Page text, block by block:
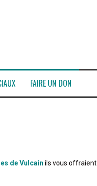
FAIRE UN DON
de Vulcain ils vous offraient